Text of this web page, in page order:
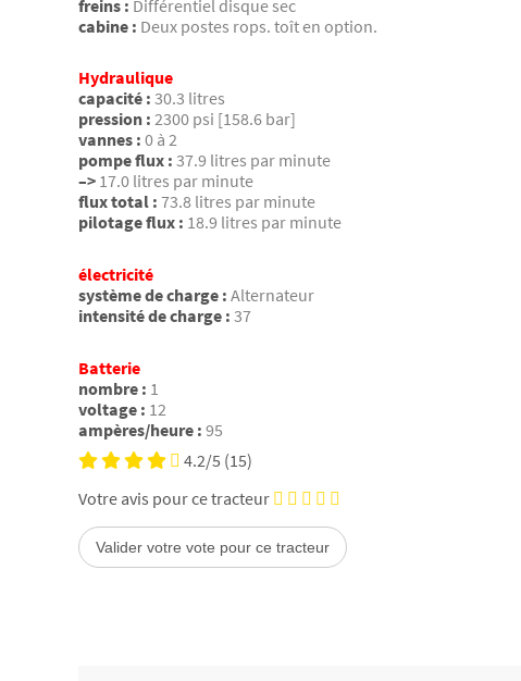
freins : Différentiel disque sec
cabine : Deux postes rops. toît en option.
Hydraulique
capacité : 30.3 litres
pression : 2300 psi [158.6 bar]
vannes : 0 à 2
pompe flux : 37.9 litres par minute
–> 17.0 litres par minute
flux total : 73.8 litres par minute
pilotage flux : 18.9 litres par minute
électricité
système de charge : Alternateur
intensité de charge : 37
Batterie
nombre : 1
voltage : 12
ampères/heure : 95
4.2/5 (15)
Votre avis pour ce tracteur